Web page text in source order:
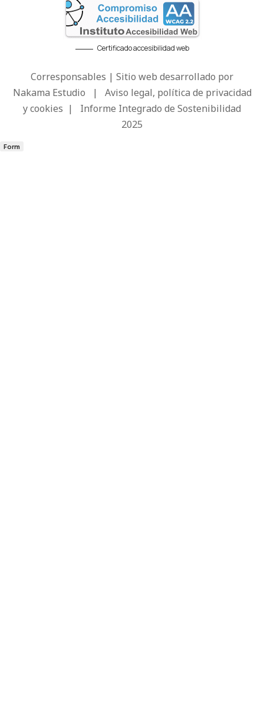
Certificado accesibilidad web
Corresponsables | Sitio web desarrollado por
Nakama Estudio | Aviso legal, política de privacidad
y cookies | Informe Integrado de Sostenibilidad
2025
Form